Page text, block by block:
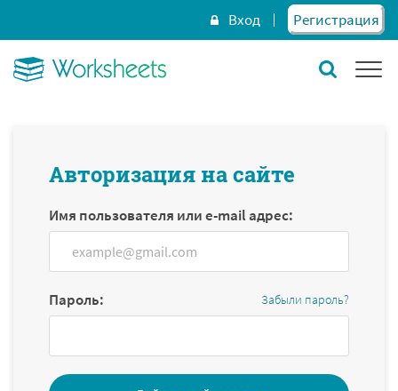
Вход Регистрация
Авторизация на сайте
Имя пользователя или e-mail адрес:
Пароль: Забыли пароль?